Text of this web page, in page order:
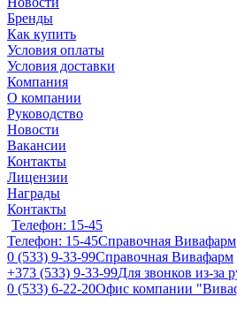
Бренды
Как купить
Условия оплаты
Условия доставки
Компания
О компании
Руководство
Новости
Вакансии
Контакты
Лицензии
Награды
Контакты
Телефон: 15-45
Телефон: 15-45Справочная Вивафарм
0 (533) 9-33-99Справочная Вивафарм
+373 (533) 9-33-99Для звонков из-за
0 (533) 6-22-20Офис компании